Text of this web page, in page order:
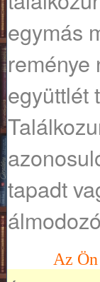
egymás
reménye
együttlét
tapadt
Az